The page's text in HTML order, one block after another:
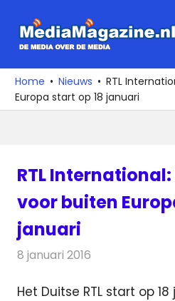
naar
media
over
de
Home Nieuws
RTL
Europa start op 18 januari
RTL International:
voor buiten
januari
8 januari 2016
Het Duitse RTL start op